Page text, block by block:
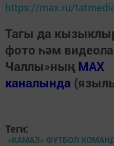
https://max.ru/
Тагы да
фото һәм
Чаллы»ның MAX
каналында
Теги:
«КАМАЗ» ФУТБОЛ